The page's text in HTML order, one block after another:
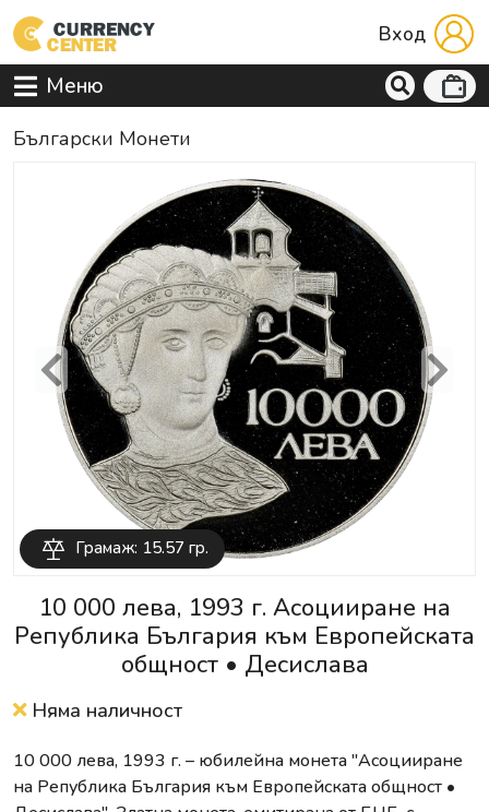
Вход
Меню
Български Монети
Грамаж: 15.57 гр.
Previous Next
10 000 лева, 1993 г. Асоцииране на
Република България към Европейската
общност • Десислава
Няма наличност
10 000 лева, 1993 г. – юбилейна монета "Асоцииране
на Република България към Европейската общност •